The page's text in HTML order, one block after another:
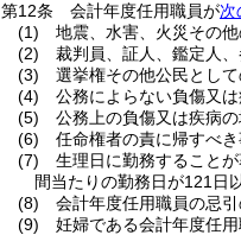
第12条
会計年度任用職員が次
(1)
地震、水害、火災その
(2)
裁判員、証人、鑑定人
(3)
選挙権その他公民とし
(4)
公務によらない負傷又
(5)
公務上の負傷又は疾病
(6)
任命権者の責に帰すべ
(7)
生理日に勤務すること
間当たりの勤務日が121日
(8)
会計年度任用職員の忌
(9)
妊婦である会計年度任